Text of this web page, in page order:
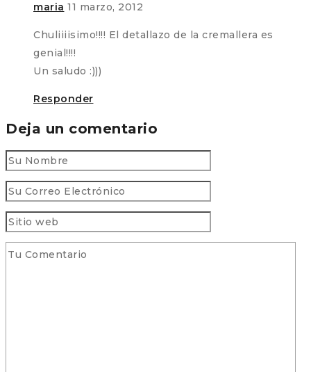
maria 11 marzo, 2012
Chuliiiisimo!!!! El detallazo de la cremallera es
genial!!!!
Un saludo :)))
Responder
Deja un comentario